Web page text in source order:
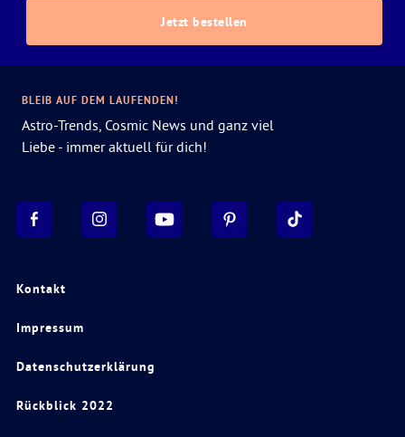
Jetzt bestellen
Kontakt
Impressum
Datenschutzerklärung
Rückblick 2022
BLEIB AUF DEM LAUFENDEN!
Astro-Trends, Cosmic News und ganz viel
Liebe - immer aktuell für dich!